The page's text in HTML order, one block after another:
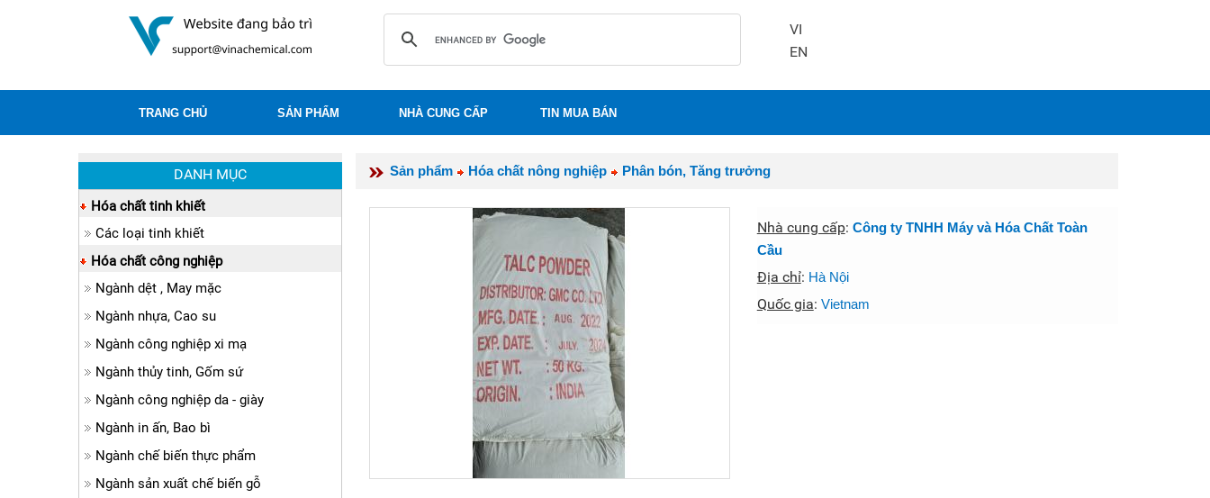
VI
EN
TRANG CHỦ SẢN PHẨM NHÀ CUNG CẤP TIN MUA BÁN
Sản phẩm Hóa chất nông nghiệp Phân bón, Tăng trưởng
Nhà cung cấp: Công ty TNHH Máy và Hóa Chất Toàn
Cầu
Địa chỉ: Hà Nội
Quốc gia: Vietnam
DANH MỤC
Hóa chất tinh khiết
Các loại tinh khiết
Hóa chất công nghiệp
Ngành dệt , May mặc
Ngành nhựa, Cao su
Ngành công nghiệp xi mạ
Ngành thủy tinh, Gốm sứ
Ngành công nghiệp da - giày
Ngành in ấn, Bao bì
Ngành chế biến thực phẩm
Ngành sản xuất chế biến gỗ